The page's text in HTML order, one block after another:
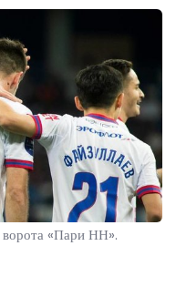
«Пари НН».